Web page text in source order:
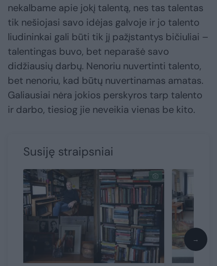
nekalbame apie jokį talentą, nes tas talentas
tik nešiojasi savo idėjas galvoje ir jo talento
liudininkai gali būti tik jį pažįstantys bičiuliai –
talentingas buvo, bet neparašė savo
didžiausių darbų. Nenoriu nuvertinti talento,
bet nenoriu, kad būtų nuvertinamas amatas.
Galiausiai nėra jokios perskyros tarp talento
ir darbo, tiesiog jie neveikia vienas be kito.
Susiję straipsniai
→